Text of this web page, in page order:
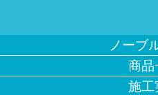
ノーブ
商品
施工